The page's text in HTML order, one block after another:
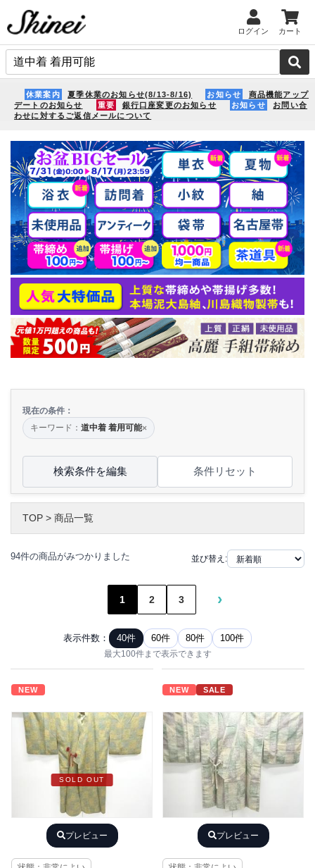
ログイン カート
休業案内 夏季休業のお知らせ(8/13-8/16) お知らせ
商品機能アップ
デートのお知らせ
重要 銀行口座変更のお知らせ お知らせ
お問い合
わせに対するご返信メールについて
現在の条件：
キーワード： 道中着 着用可能×
検索条件を編集 条件リセット
TOP > 商品一覧
94件の商品がみつかりました 並び替え:
1 2 3 ›
表示件数： 40件 60件 80件 100件
最大100件まで表示できます
NEW
SOLD OUT
プレビュー
NEW SALE
プレビュー